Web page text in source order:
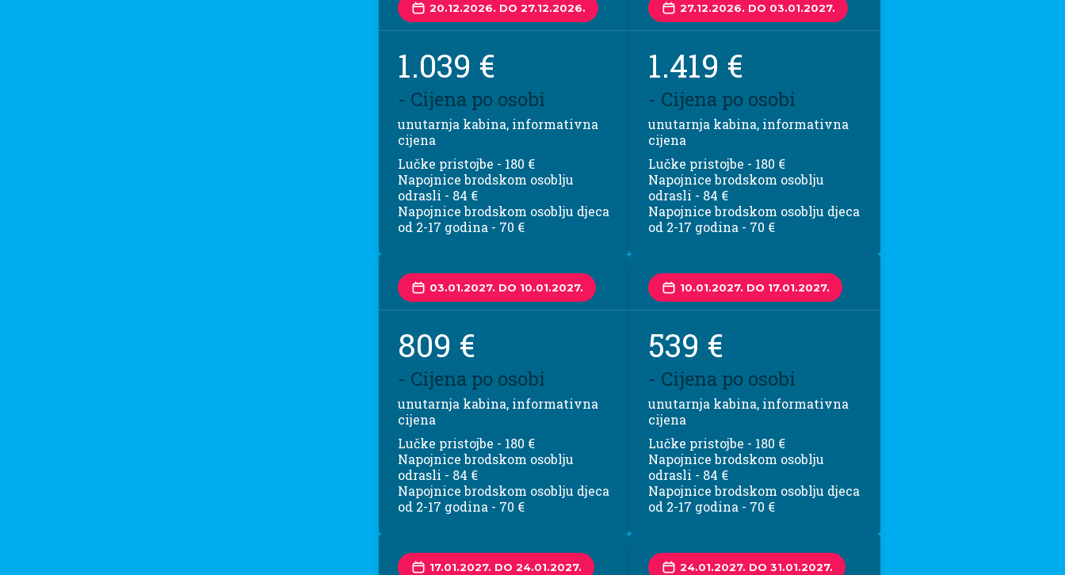
20.12.2026. DO 27.12.2026.
1.039 €
- Cijena po osobi
unutarnja kabina, informativna
cijena
Lučke pristojbe - 180 €
Napojnice brodskom osoblju
odrasli - 84 €
Napojnice brodskom osoblju djeca
od 2-17 godina - 70 €
27.12.2026. DO 03.01.2027.
1.419 €
- Cijena po osobi
unutarnja kabina, informativna
cijena
Lučke pristojbe - 180 €
Napojnice brodskom osoblju
odrasli - 84 €
Napojnice brodskom osoblju djeca
od 2-17 godina - 70 €
03.01.2027. DO 10.01.2027.
809 €
- Cijena po osobi
unutarnja kabina, informativna
cijena
Lučke pristojbe - 180 €
Napojnice brodskom osoblju
odrasli - 84 €
Napojnice brodskom osoblju djeca
od 2-17 godina - 70 €
10.01.2027. DO 17.01.2027.
539 €
- Cijena po osobi
unutarnja kabina, informativna
cijena
Lučke pristojbe - 180 €
Napojnice brodskom osoblju
odrasli - 84 €
Napojnice brodskom osoblju djeca
od 2-17 godina - 70 €
17.01.2027. DO 24.01.2027. 24.01.2027. DO 31.01.2027.